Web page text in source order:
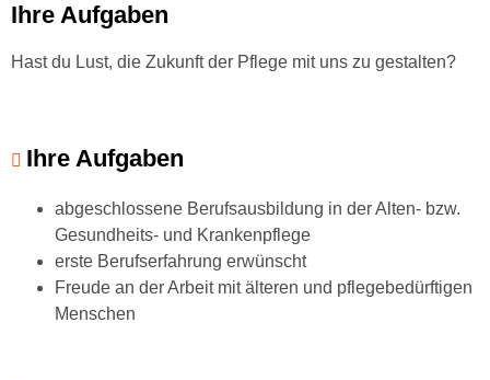
Ihre Aufgaben
Hast du Lust, die Zukunft der Pflege mit uns zu gestalten?
Ihre Aufgaben
abgeschlossene Berufsausbildung in der Alten- bzw.
Gesundheits- und Krankenpflege
erste Berufserfahrung erwünscht
Freude an der Arbeit mit älteren und pflegebedürftigen
Menschen